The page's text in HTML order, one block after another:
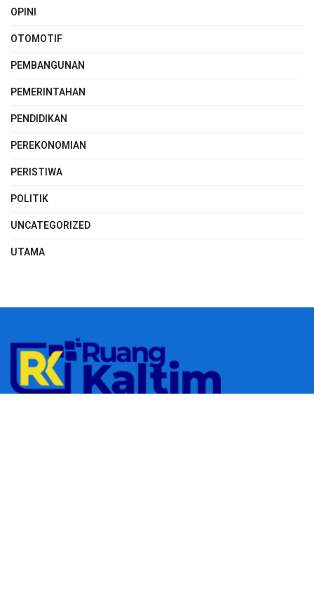
OPINI
OTOMOTIF
PEMBANGUNAN
PEMERINTAHAN
PENDIDIKAN
PEREKONOMIAN
PERISTIWA
POLITIK
UNCATEGORIZED
UTAMA